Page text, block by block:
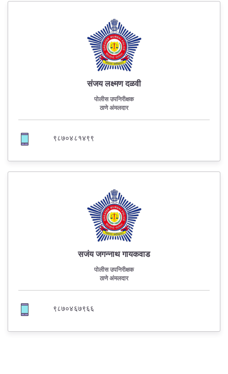
संजय लक्ष्मण दळवी
पोलीस उपनिरीक्षक
ठाणे अंमलदार
९८७०४८१४९९
सजंय जगन्नाथ गायकवाड
पोलीस उपनिरीक्षक
ठाणे अंमलदार
९८७०४६७९६६